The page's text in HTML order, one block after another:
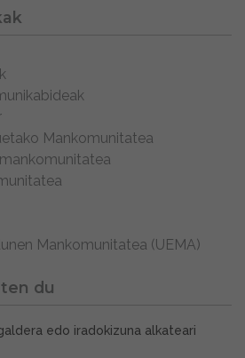
Mankomunitatea
Mankomunitatea (UEMA)
du
edo iradokizuna alkateari